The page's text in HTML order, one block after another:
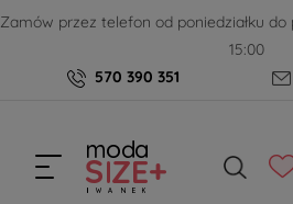
Zamów przez telefon od poniedziałku
15:00
570 390 351